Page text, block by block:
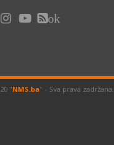
ok
"NMS.ba" - Sva prava zadržana.